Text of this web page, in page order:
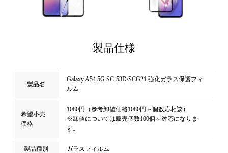
製品仕様
製品名
Galaxy A54 5G SC-53D/SCG21 強化ガラス保護フィ
ルム
希望小売
価格
1080円（参考卸値価格1080円～個数応相談）
※卸値については販売個数100個～対応になりま
す。
製品種別 ガラスフィルム